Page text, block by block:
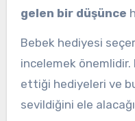
gelen bir düşünce
Bebek hediyesi
incelemek
ettiği hediyeleri ve
sevildiğini ele